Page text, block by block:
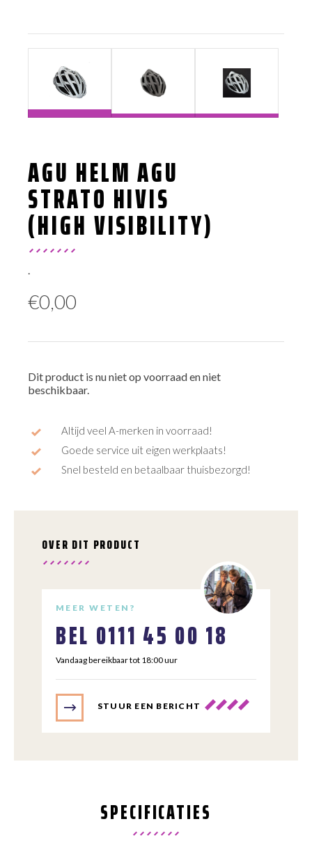
AGU HELM AGU
STRATO HIVIS
(HIGH VISIBILITY)
.
€0,00
Dit product is nu niet op voorraad en niet
beschikbaar.
Altijd veel A-merken in voorraad!
Goede service uit eigen werkplaats!
Snel besteld en betaalbaar thuisbezorgd!
OVER DIT PRODUCT
MEER WETEN?
BEL 0111 45 00 18
Vandaag bereikbaar tot 18:00 uur
STUUR EEN BERICHT
SPECIFICATIES